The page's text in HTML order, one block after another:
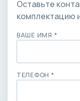
Оставьте
комплектацию
ВАШЕ ИМЯ *
ТЕЛЕФОН *